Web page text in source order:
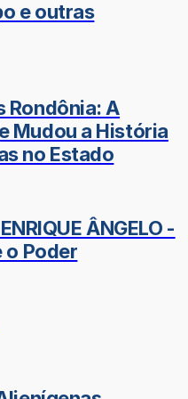
e outras
Rondônia: A
Mudou a História
no Estado
ÂNGELO -
o Poder